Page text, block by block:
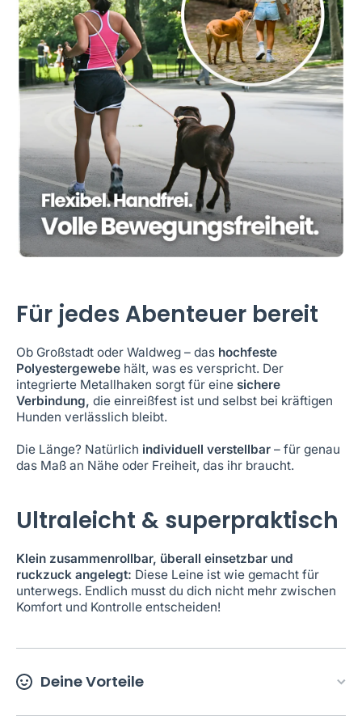
Für jedes Abenteuer bereit
Ob Großstadt oder Waldweg – das hochfeste
Polyestergewebe hält, was es verspricht. Der
integrierte Metallhaken sorgt für eine sichere
Verbindung, die einreißfest ist und selbst bei kräftigen
Hunden verlässlich bleibt.
Die Länge? Natürlich individuell verstellbar – für genau
das Maß an Nähe oder Freiheit, das ihr braucht.
Ultraleicht & superpraktisch
Klein zusammenrollbar, überall einsetzbar und
ruckzuck angelegt: Diese Leine ist wie gemacht für
unterwegs. Endlich musst du dich nicht mehr zwischen
Komfort und Kontrolle entscheiden!
Deine Vorteile